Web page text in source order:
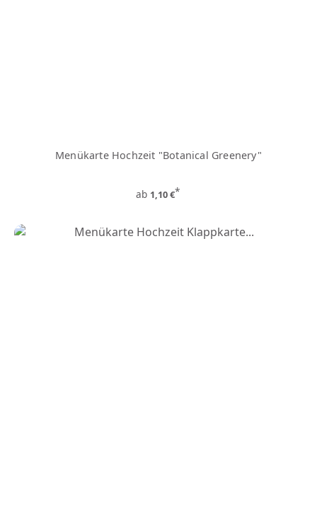
Menükarte Hochzeit "Botanical Greenery"
ab 1,10 €*